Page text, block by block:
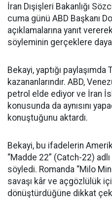
İran Dışişleri Bakanlığı
cuma günü ABD Başkanı
açıklamalarına yanıt
söyleminin gerçeklere
Bekayi, yaptığı paylaşımda
kazananlarındır. ABD,
petrol elde ediyor ve İran
konusunda da aynısını
konuştuğunu aktardı.
Bekayi, bu ifadelerin
“Madde 22” (Catch-22) adlı
söyledi. Romanda “Milo
savaşı kâr ve açgözlülük
dönüştürdüğüne dikkat